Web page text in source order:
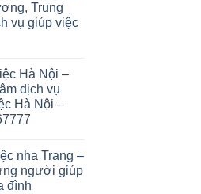
Trung
vụ giúp việc
Hà Nội –
dịch vụ
Hà Nội –
nha Trang –
người giúp
đình